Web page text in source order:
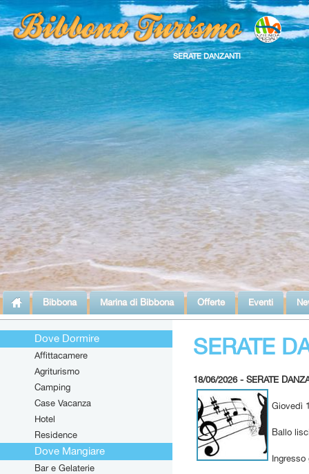
SERATE DANZANTI
Bibbona Marina di Bibbona Offerte Eventi
Dove Dormire
Affittacamere
Agriturismo
Camping
Case Vacanza
Hotel
Residence
Dove Mangiare
Bar e Gelaterie
SERATE
18/06/2026 - SERATE
Giovedì
Ballo
Ingresso